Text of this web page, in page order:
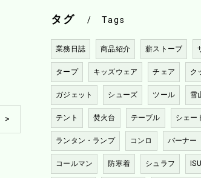
>
タグ Tags
業務日誌 商品紹介 薪ストーブ
タープ キッズウェア チェア ク
ガジェット シューズ ツール 雪
テント 焚火台 テーブル シェー
ランタン・ランプ コンロ バーナー
コールマン 防寒着 シュラフ